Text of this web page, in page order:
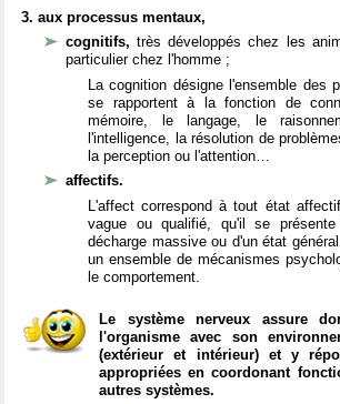
3. aux processus mentaux,
cognitifs,très développés chez les
particulier chez l'homme ;
La cognition désigne l'ensemble des
se rapportent à la fonction de
mémoire, le langage, le
l'intelligence, la résolution de
la perception ou l'attention…
affectifs.
L'affect correspond à tout état
vague ou qualifié, qu'il se
décharge massive ou d'un état
un ensemble de mécanismes
le comportement.
Le système nerveux assure
l'organisme avec son
(extérieur et intérieur) et y
appropriées en coordonant
autres systèmes.